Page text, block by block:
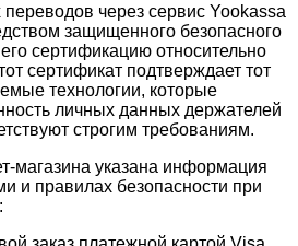
через сервис Yookassa
защищенного безопасного
сертификацию относительно
сертификат подтверждает тот
технологии, которые
личных данных держателей
строгим требованиям.
магазина указана информация
и правилах безопасности при